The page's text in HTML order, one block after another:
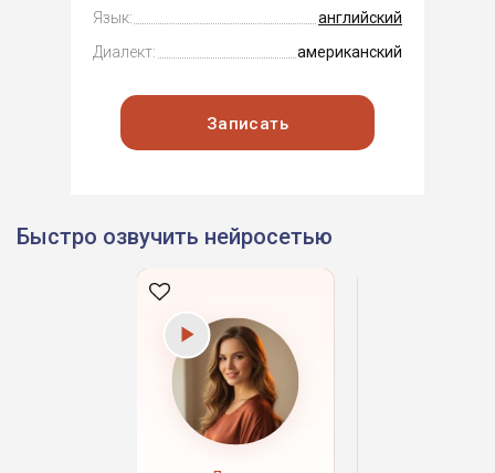
Язык:
английский
Диалект:
американский
Записать
Быстро озвучить нейросетью